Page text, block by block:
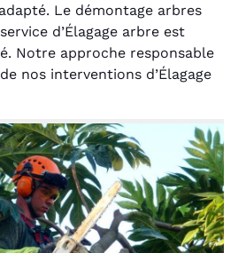
Le démontage arbres
d’Élagage arbre est
Notre approche responsable
nos interventions d’Élagage
Laurent Perrin
Excellente prestation pour
l'abattage délicat d'un sapin
entre deux maisons.
Technicité irréprochable et
sécurité assurée. Le
chantier a été laissé propre.
Je n'hésiterai pas à vous